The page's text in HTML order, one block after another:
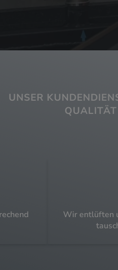
UNSER
Wir entlüften